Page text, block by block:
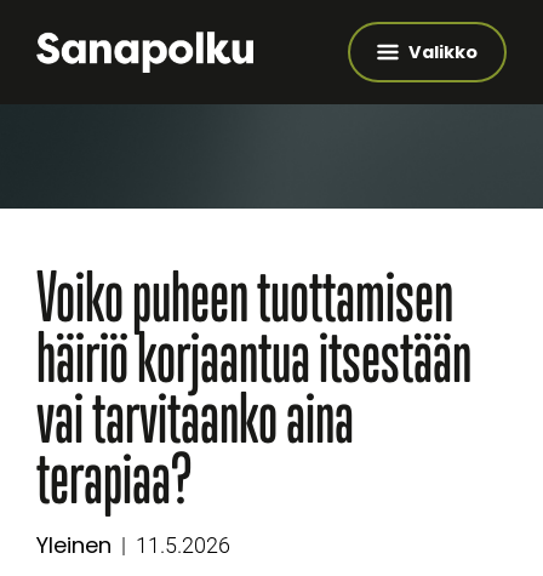
Valikko
Voiko puheen tuottamisen
häiriö korjaantua itsestään
vai tarvitaanko aina
terapiaa?
Kategoriat
Yleinen Julkaistu
11.5.2026